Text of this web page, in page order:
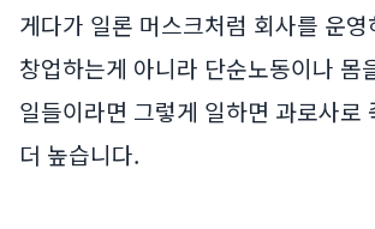
게다가 일론 머스크처럼 회사를 운영
창업하는게 아니라 단순노동이나 몸
일들이라면 그렇게 일하면 과로사로
더 높습니다.